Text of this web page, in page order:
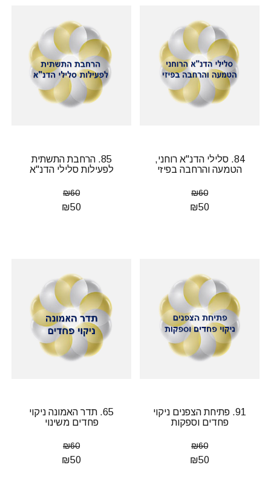
84. סלילי הדנ"א רוחני,
הטמעה והרחבה בפיזי
₪60
₪50
85. הרחבת התשתית
לפעילות סלילי הדנ"א
₪60
₪50
91. פתיחת הצפנים ניקוי
פחדים וספקות
₪60
₪50
65. תדר האמונה ניקוי
פחדים משינוי
₪60
₪50